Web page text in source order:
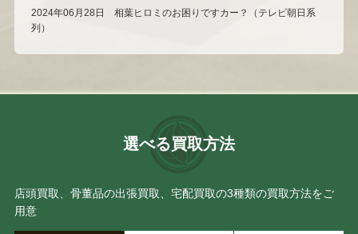
2024年06月28日 相葉ヒロミのお困りですカー？（テレビ朝日系
列）
選べる買取方法
店頭買取、骨董品の出張買取、宅配買取の3種類の買取方法をご
用意